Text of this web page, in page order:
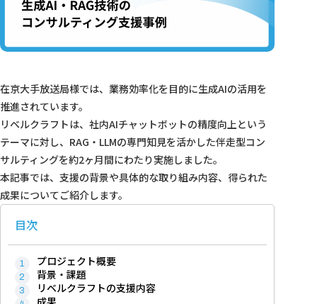
在京大手放送局様では、業務効率化を目的に生成AIの活用を
推進されています。
リベルクラフトは、社内AIチャットボットの精度向上という
テーマに対し、RAG・LLMの専門知見を活かした伴走型コン
サルティングを約2ヶ月間にわたり実施しました。
本記事では、支援の背景や具体的な取り組み内容、得られた
成果についてご紹介します。
目次
プロジェクト概要
背景・課題
リベルクラフトの支援内容